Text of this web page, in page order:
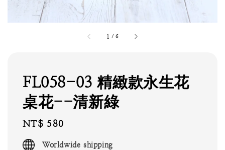
1 /6
FL058-03 精緻款永生花
桌花--清新綠
Regular
price
NT$ 580
Worldwide shipping